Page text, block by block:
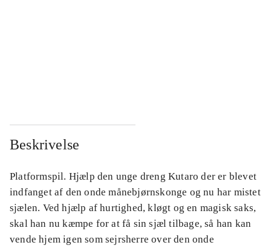
Beskrivelse
Platformspil. Hjælp den unge dreng Kutaro der er blevet
indfanget af den onde månebjørnskonge og nu har mistet
sjælen. Ved hjælp af hurtighed, kløgt og en magisk saks,
skal han nu kæmpe for at få sin sjæl tilbage, så han kan
vende hjem igen som sejrsherre over den onde